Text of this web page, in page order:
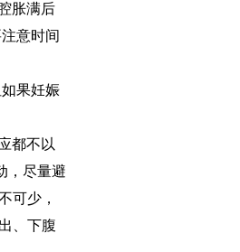
胀满后
意时间
果妊娠
都不以
，尽量避
可少，
、下腹